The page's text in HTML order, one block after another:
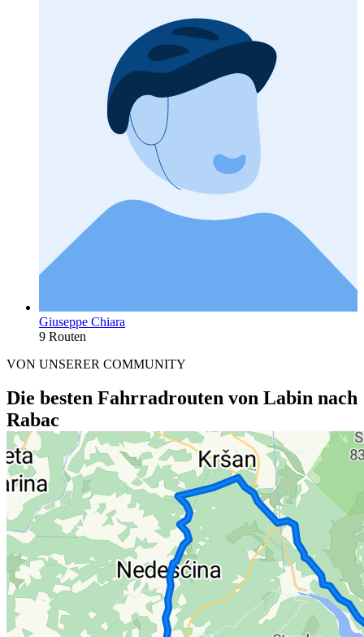
Giuseppe Chiara
9 Routen
VON UNSERER COMMUNITY
Die besten Fahrradrouten von Labin nach
Rabac